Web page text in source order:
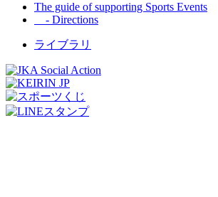
The guide of supporting Sports Events
- Directions
ライブラリ